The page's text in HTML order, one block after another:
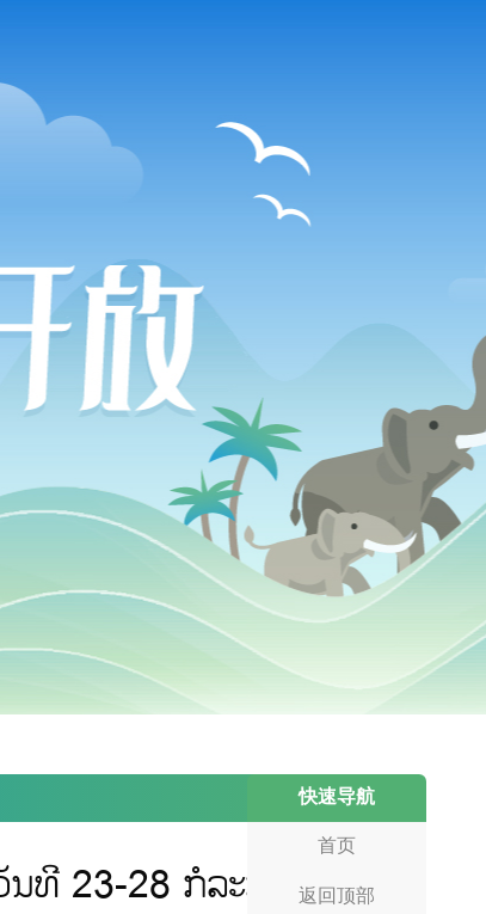
ນທີ 23-28 ກໍລະກົດນີ້
快速导航
首页
返回顶部